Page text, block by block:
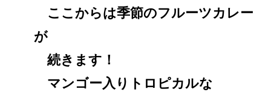
ここからは季節のフルーツカレー
が
続きます！
マンゴー入りトロピカルな